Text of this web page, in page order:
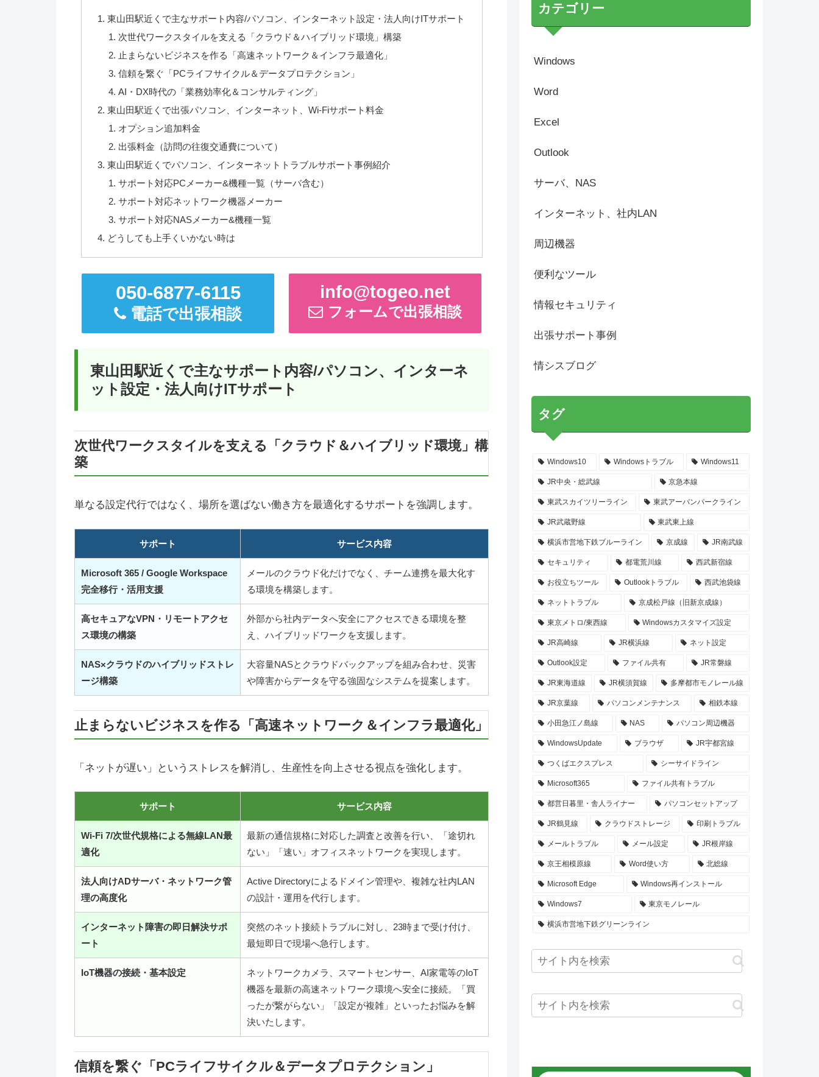
東山田駅近くで主なサポート内容/パソコン、インターネット設定・法人向けITサポート
次世代ワークスタイルを支える「クラウド＆ハイブリッド環境」構築
止まらないビジネスを作る「高速ネットワーク＆インフラ最適化」
信頼を繋ぐ「PCライフサイクル＆データプロテクション」
AI・DX時代の「業務効率化＆コンサルティング」
東山田駅近くで出張パソコン、インターネット、Wi-Fiサポート料金
オプション追加料金
出張料金（訪問の往復交通費について）
東山田駅近くでパソコン、インターネットトラブルサポート事例紹介
サポート対応PCメーカー&機種一覧（サーバ含む）
サポート対応ネットワーク機器メーカー
サポート対応NASメーカー&機種一覧
どうしても上手くいかない時は
050-6877-6115
電話で出張相談
info@togeo.net
フォームで出張相談
東山田駅近くで主なサポート内容/パソコン、インターネ
ット設定・法人向けITサポート
次世代ワークスタイルを支える「クラウド＆ハイブリッド環境」構
築
単なる設定代行ではなく、場所を選ばない働き方を最適化するサポートを強調します。
サポート サービス内容
Microsoft 365 / Google Workspace
完全移行・活用支援
メールのクラウド化だけでなく、チーム連携を最大化す
る環境を構築します。
高セキュアなVPN・リモートアクセ
ス環境の構築
外部から社内データへ安全にアクセスできる環境を整
え、ハイブリッドワークを支援します。
NAS×クラウドのハイブリッドストレ
ージ構築
大容量NASとクラウドバックアップを組み合わせ、災害
や障害からデータを守る強固なシステムを提案します。
止まらないビジネスを作る「高速ネットワーク＆インフラ最適化」
「ネットが遅い」というストレスを解消し、生産性を向上させる視点を強化します。
サポート サービス内容
Wi-Fi 7/次世代規格による無線LAN最
適化
最新の通信規格に対応した調査と改善を行い、「途切れ
ない」「速い」オフィスネットワークを実現します。
法人向けADサーバ・ネットワーク管
理の高度化
Active Directoryによるドメイン管理や、複雑な社内LAN
の設計・運用を代行します。
インターネット障害の即日解決サポ
ート
突然のネット接続トラブルに対し、23時まで受け付け、
最短即日で現場へ急行します。
IoT機器の接続・基本設定
ネットワークカメラ、スマートセンサー、AI家電等のIoT
機器を最新の高速ネットワーク環境へ安全に接続。「買
ったが繋がらない」「設定が複雑」といったお悩みを解
決いたします。
信頼を繋ぐ「PCライフサイクル＆データプロテクション」
カテゴリー
Windows
Word
Excel
Outlook
サーバ、NAS
インターネット、社内LAN
周辺機器
便利なツール
情報セキュリティ
出張サポート事例
情シスブログ
タグ
Windows10 Windowsトラブル Windows11
JR中央・総武線 京急本線
東武スカイツリーライン 東武アーバンパークライン
JR武蔵野線 東武東上線
横浜市営地下鉄ブルーライン 京成線 JR南武線
セキュリティ 都電荒川線 西武新宿線
お役立ちツール Outlookトラブル 西武池袋線
ネットトラブル 京成松戸線（旧新京成線）
東京メトロ/東西線 Windowsカスタマイズ設定
JR高崎線 JR横浜線 ネット設定
Outlook設定 ファイル共有 JR常磐線
JR東海道線 JR横須賀線 多摩都市モノレール線
JR京葉線 パソコンメンテナンス 相鉄本線
小田急江ノ島線 NAS パソコン周辺機器
WindowsUpdate ブラウザ JR宇都宮線
つくばエクスプレス シーサイドライン
Microsoft365 ファイル共有トラブル
都営日暮里・舎人ライナー パソコンセットアップ
JR鶴見線 クラウドストレージ 印刷トラブル
メールトラブル メール設定 JR根岸線
京王相模原線 Word使い方 北総線
Microsoft Edge Windows再インストール
Windows7 東京モノレール
横浜市営地下鉄グリーンライン